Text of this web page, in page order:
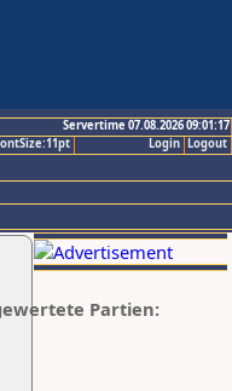
Servertime 07.08.2026 09:01:17
Logout
Login
Partien: